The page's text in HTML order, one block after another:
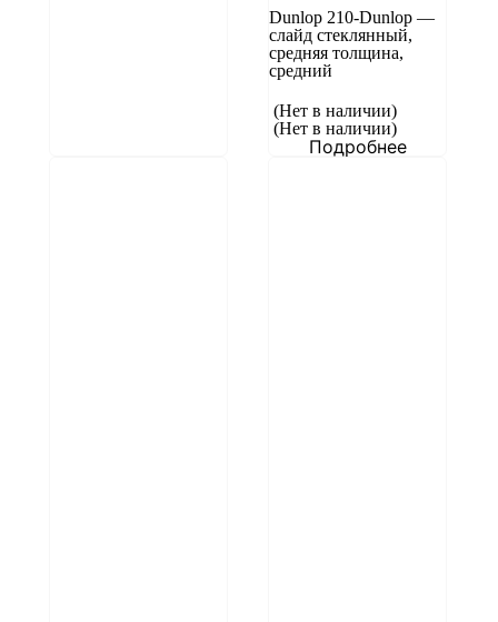
Dunlop 210-Dunlop —
слайд стеклянный,
средняя толщина,
средний
(Нет в наличии)
(Нет в наличии)
Подробнее